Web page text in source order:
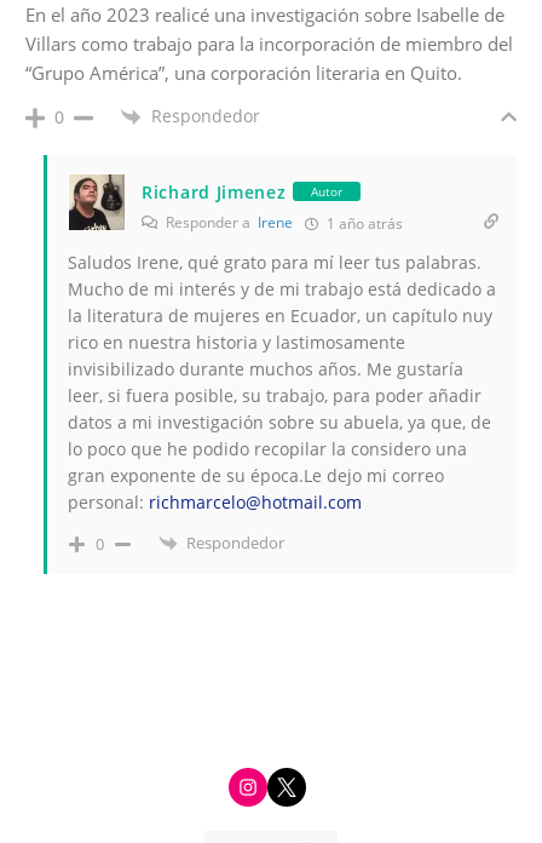
En el año 2023 realicé una investigación sobre Isabelle de
Villars como trabajo para la incorporación de miembro del
“Grupo América”, una corporación literaria en Quito.
0 Respondedor
Richard Jimenez Autor
Responder a Irene 1 año atrás
Saludos Irene, qué grato para mí leer tus palabras.
Mucho de mi interés y de mi trabajo está dedicado a
la literatura de mujeres en Ecuador, un capítulo nuy
rico en nuestra historia y lastimosamente
invisibilizado durante muchos años. Me gustaría
leer, si fuera posible, su trabajo, para poder añadir
datos a mi investigación sobre su abuela, ya que, de
lo poco que he podido recopilar la considero una
gran exponente de su época.Le dejo mi correo
personal: richmarcelo@hotmail.com
0 Respondedor
i
n
s
t
w
i